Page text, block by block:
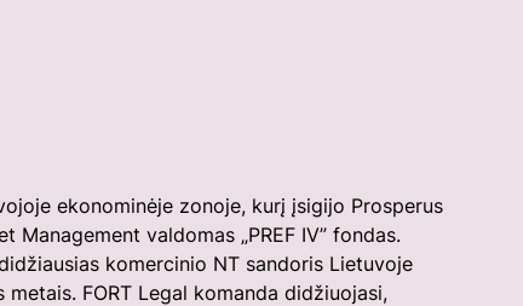
Management valdomas „PREF IV” fondas.
komercinio NT sandoris Lietuvoje
metais. FORT Legal komanda didžiuojasi,